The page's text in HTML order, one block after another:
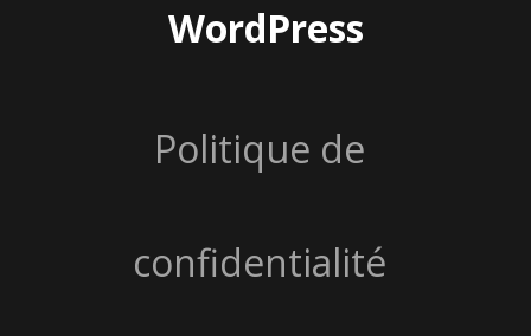
WordPress
Politique de
confidentialité